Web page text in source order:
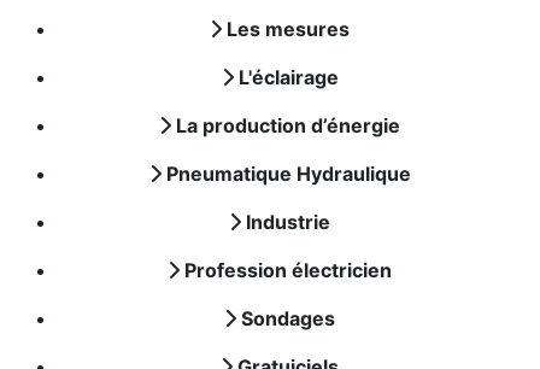
Les mesures
L'éclairage
La production d’énergie
Pneumatique Hydraulique
Industrie
Profession électricien
Sondages